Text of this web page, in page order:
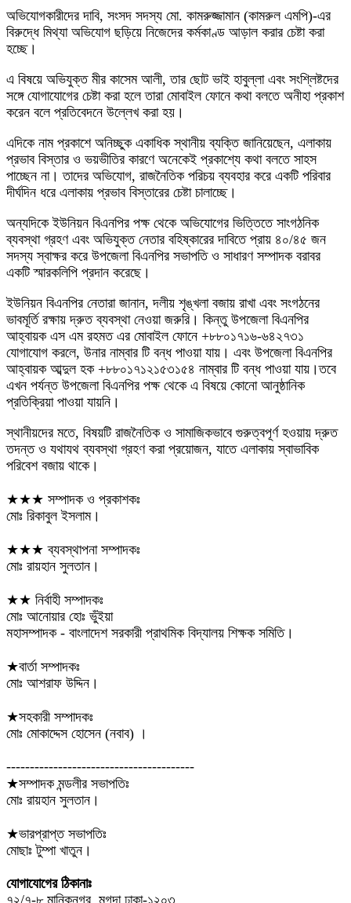
অভিযোগকারীদের দাবি, সংসদ সদস্য মো. কামরুজ্জামান (কামরুল এমপি)-এর
বিরুদ্ধে মিথ্যা অভিযোগ ছড়িয়ে নিজেদের কর্মকাণ্ড আড়াল করার চেষ্টা করা
হচ্ছে।
এ বিষয়ে অভিযুক্ত মীর কাসেম আলী, তার ছোট ভাই হাবুল্লা এবং সংশ্লিষ্টদের
সঙ্গে যোগাযোগের চেষ্টা করা হলে তারা মোবাইল ফোনে কথা বলতে অনীহা প্রকাশ
করেন বলে প্রতিবেদনে উল্লেখ করা হয়।
এদিকে নাম প্রকাশে অনিচ্ছুক একাধিক স্থানীয় ব্যক্তি জানিয়েছেন, এলাকায়
প্রভাব বিস্তার ও ভয়ভীতির কারণে অনেকেই প্রকাশ্যে কথা বলতে সাহস
পাচ্ছেন না। তাদের অভিযোগ, রাজনৈতিক পরিচয় ব্যবহার করে একটি পরিবার
দীর্ঘদিন ধরে এলাকায় প্রভাব বিস্তারের চেষ্টা চালাচ্ছে।
অন্যদিকে ইউনিয়ন বিএনপির পক্ষ থেকে অভিযোগের ভিত্তিতে সাংগঠনিক
ব্যবস্থা গ্রহণ এবং অভিযুক্ত নেতার বহিষ্কারের দাবিতে প্রায় ৪০/৪৫ জন
সদস্য স্বাক্ষর করে উপজেলা বিএনপির সভাপতি ও সাধারণ সম্পাদক বরাবর
একটি স্মারকলিপি প্রদান করেছে।
ইউনিয়ন বিএনপির নেতারা জানান, দলীয় শৃঙ্খলা বজায় রাখা এবং সংগঠনের
ভাবমূর্তি রক্ষায় দ্রুত ব্যবস্থা নেওয়া জরুরি। কিন্তু উপজেলা বিএনপির
আহ্বায়ক এস এম রহমত এর মোবাইল ফোনে +৮৮০১৭১৬-৬৪২৭৩১
যোগাযোগ করলে, উনার নাম্বার টি বন্ধ পাওয়া যায়। এবং উপজেলা বিএনপির
আহ্বায়ক আব্দুল হক +৮৮০১৭১২১৫৩১৫৪ নাম্বার টি বন্ধ পাওয়া যায়।তবে
এখন পর্যন্ত উপজেলা বিএনপির পক্ষ থেকে এ বিষয়ে কোনো আনুষ্ঠানিক
প্রতিক্রিয়া পাওয়া যায়নি।
স্থানীয়দের মতে, বিষয়টি রাজনৈতিক ও সামাজিকভাবে গুরুত্বপূর্ণ হওয়ায় দ্রুত
তদন্ত ও যথাযথ ব্যবস্থা গ্রহণ করা প্রয়োজন, যাতে এলাকায় স্বাভাবিক
পরিবেশ বজায় থাকে।
★★★ সম্পাদক ও প্রকাশকঃ
মোঃ রিকাবুল ইসলাম।
★★★ ব্যবস্থাপনা সম্পাদকঃ
মোঃ রায়হান সুলতান।
★★ নির্বাহী সম্পাদকঃ
মোঃ আনোয়ার হোঃ ভুঁইয়া
মহাসম্পাদক - বাংলাদেশ সরকারী প্রাথমিক বিদ্যালয় শিক্ষক সমিতি।
★বার্তা সম্পাদকঃ
মোঃ আশরাফ উদ্দিন।
★সহকারী সম্পাদকঃ
মোঃ মোকাদ্দেস হোসেন (নবাব) ।
----------------------------------------
★সম্পাদক মন্ডলীর সভাপতিঃ
মোঃ রায়হান সুলতান।
★ভারপ্রাপ্ত সভাপতিঃ
মোছাঃ টুম্পা খাতুন।
যোগাযোগের ঠিকানাঃ
৭২/৭-৮ মানিকনগর, মুগদা,ঢাকা-১২০৩